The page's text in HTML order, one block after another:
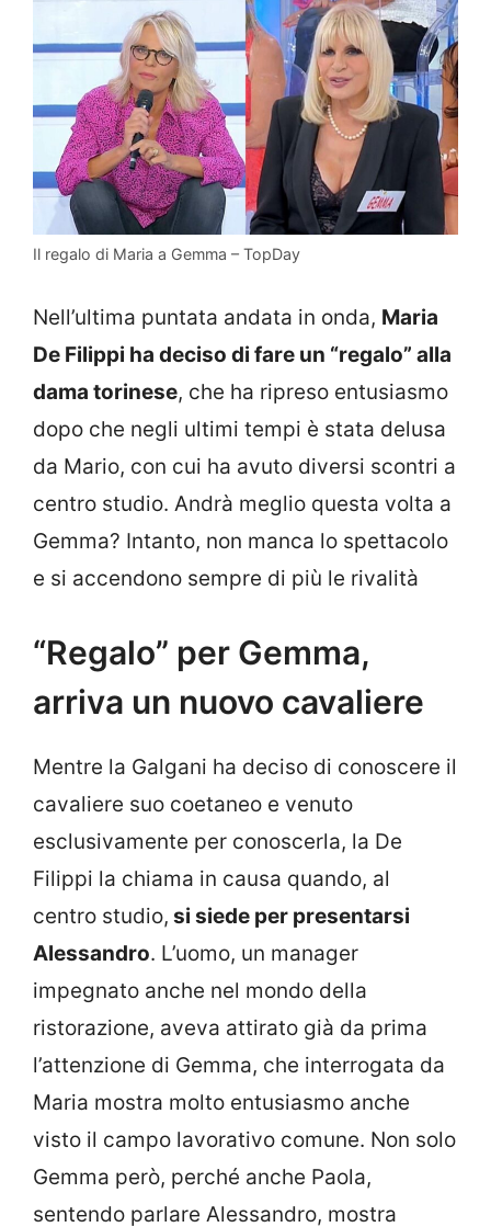
Il regalo di Maria a Gemma – TopDay
Nell’ultima puntata andata in onda, Maria
De Filippi ha deciso di fare un “regalo” alla
dama torinese, che ha ripreso entusiasmo
dopo che negli ultimi tempi è stata delusa
da Mario, con cui ha avuto diversi scontri a
centro studio. Andrà meglio questa volta a
Gemma? Intanto, non manca lo spettacolo
e si accendono sempre di più le rivalità
“Regalo” per Gemma,
arriva un nuovo cavaliere
Mentre la Galgani ha deciso di conoscere il
cavaliere suo coetaneo e venuto
esclusivamente per conoscerla, la De
Filippi la chiama in causa quando, al
centro studio, si siede per presentarsi
Alessandro. L’uomo, un manager
impegnato anche nel mondo della
ristorazione, aveva attirato già da prima
l’attenzione di Gemma, che interrogata da
Maria mostra molto entusiasmo anche
visto il campo lavorativo comune. Non solo
Gemma però, perché anche Paola,
sentendo parlare Alessandro, mostra